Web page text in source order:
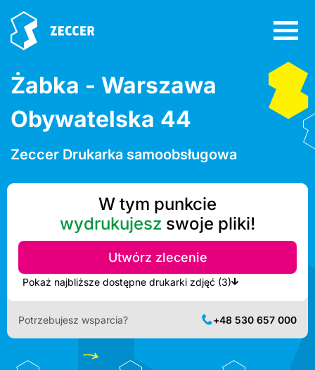
Żabka - Warszawa
Obywatelska 44
Zeccer Drukarka samoobsługowa
W tym punkcie
wydrukujesz swoje pliki!
Utwórz zlecenie
Pokaż najbliższe dostępne drukarki zdjęć (3)
Potrzebujesz wsparcia? +48 530 657 000